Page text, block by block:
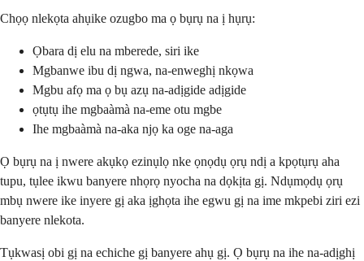
Chọọ nlekọta ahụike ozugbo ma ọ bụrụ na ị hụrụ:
Ọbara dị elu na mberede, siri ike
Mgbanwe ibu dị ngwa, na-enweghị nkọwa
Mgbu afọ ma ọ bụ azụ na-adịgide adịgide
ọtụtụ ihe mgbaàmà na-eme otu mgbe
Ihe mgbaàmà na-aka njọ ka oge na-aga
Ọ bụrụ na ị nwere akụkọ ezinụlọ nke ọnọdụ ọrụ ndị a kpọtụrụ aha
tupu, tụlee ikwu banyere nhọrọ nyocha na dọkịta gị. Ndụmọdụ ọrụ
mbụ nwere ike inyere gị aka ịghọta ihe egwu gị na ime mkpebi ziri ezi
banyere nlekota.
Tụkwasị obi gị na echiche gị banyere ahụ gị. Ọ bụrụ na ihe na-adịghị